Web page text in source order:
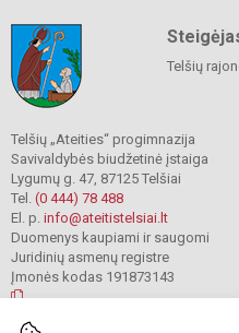
Telšių
Telšių „Ateities“ progimnazija
Savivaldybės biudžetinė įstaiga
Lygumų g. 47, 87125 Telšiai
Tel. (0 444) 78 488
El. p. info@ateitistelsiai.lt
Duomenys kaupiami ir saugomi
Juridinių asmenų registre
Įmonės kodas 191873143